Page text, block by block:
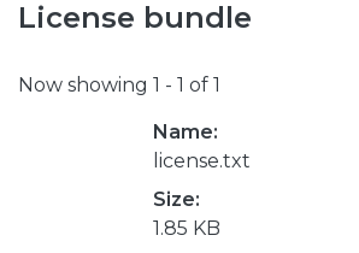
License bundle
Now showing 1 - 1 of 1
Name:
license.txt
Size:
1.85 KB